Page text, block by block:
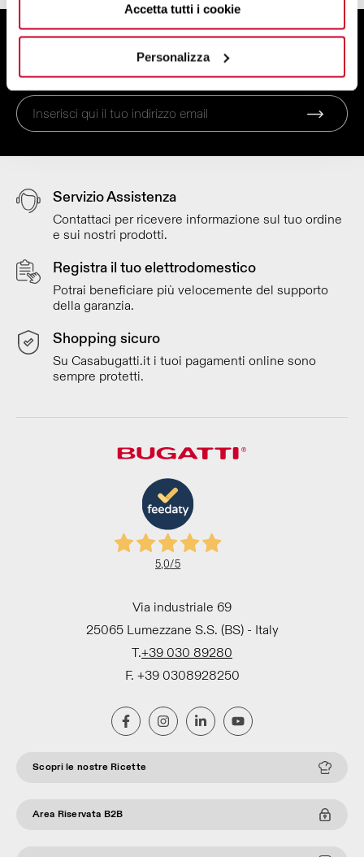
Accetta tutti i cookie
Personalizza
ISCRIVITI ALLA NEWSLETTER
E ottieni uno sconto del 10% sul tuo ordine!
Servizio Assistenza
Contattaci per ricevere informazione sul tuo ordine
e sui nostri prodotti.
Registra il tuo elettrodomestico
Potrai beneficiare più velocemente del supporto
della garanzia.
Shopping sicuro
Su Casabugatti.it i tuoi pagamenti online sono
sempre protetti.
5,0/5
Via industriale 69
25065 Lumezzane S.S. (BS) - Italy
T.+39 030 89280
F. +39 0308928250
Scopri le nostre Ricette
Area Riservata B2B